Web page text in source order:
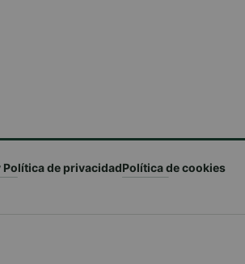
Política de privacidadPolítica de cookies